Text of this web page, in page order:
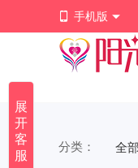
手机版
分类： 全部
展
开
客
服